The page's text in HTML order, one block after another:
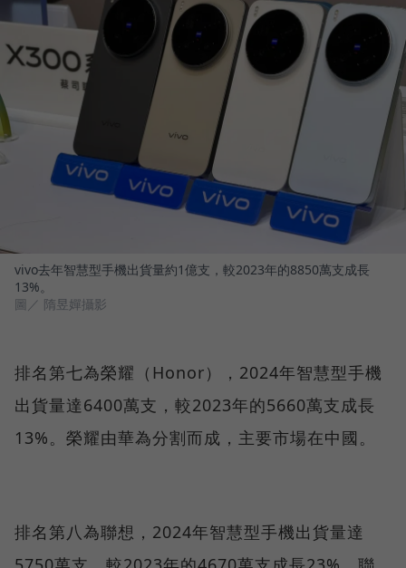
vivo去年智慧型手機出貨量約1億支，較2023年的8850萬支成長
13%。
圖／ 隋昱嬋攝影
排名第七為榮耀（Honor），2024年智慧型手機
出貨量達6400萬支，較2023年的5660萬支成長
13%。榮耀由華為分割而成，主要市場在中國。
排名第八為聯想，2024年智慧型手機出貨量達